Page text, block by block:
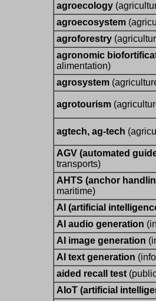
agroecology
agroecosystem
agroforestry
agronomic
alimentation)
agrosystem
agrotourism
agtech, ag-tech
AGV (automated
transports)
AHTS (anchor
maritime)
AI (artificial
AI audio generation
AI image generation
AI text generation
aided recall test
AIoT (artificial